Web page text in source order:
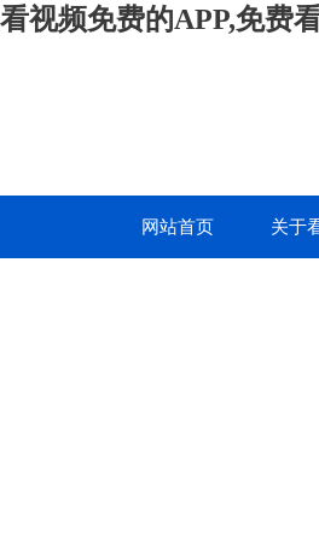
看视频免费的APP,免费
网站首页 关于